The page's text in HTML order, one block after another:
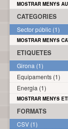
MOSTRAR MENYS
CATEGORIES
Sector públic (1)
MOSTRAR MENYS
ETIQUETES
Girona (1)
Equipaments (1)
Energia (1)
MOSTRAR MENYS
FORMATS
CSV (1)